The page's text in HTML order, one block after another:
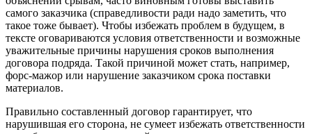
самого заказчика (справедливости ради надо заметить, что
такое тоже бывает). Чтобы избежать проблем в будущем, в
тексте оговариваются условия ответственности и возможные
уважительные причины нарушения сроков выполнения
договора подряда. Такой причиной может стать, например,
форс-мажор или нарушение заказчиком срока поставки
материалов.
Правильно составленный договор гарантирует, что
нарушившая его сторона, не сумеет избежать ответственности